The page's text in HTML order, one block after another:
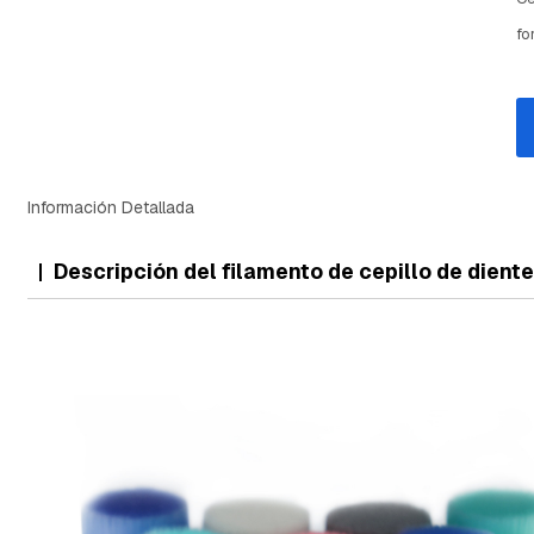
Información Detallada
Descripción del filamento de cepillo de